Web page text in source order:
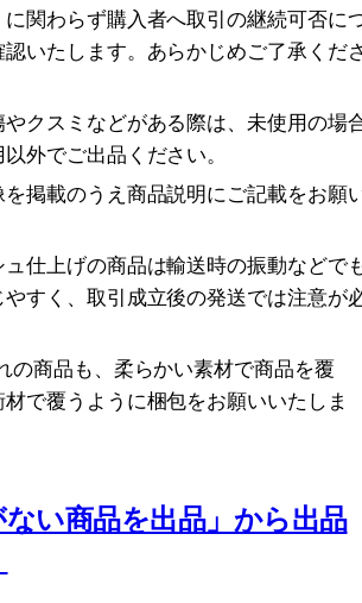
に関わらず購入者へ取引の継続可否に
認いたします。あらかじめご了承くだ
やクスミなどがある際は、未使用の場
外でご出品ください。
掲載のうえ商品説明にご記載をお願
ュ仕上げの商品は輸送時の振動などで
すく、取引成立後の発送では注意が
の商品も、柔らかい素材で商品を覆
で覆うように梱包をお願いいたしま
ない商品を出品」から出品